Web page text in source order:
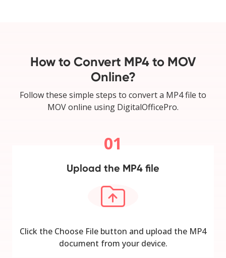
How to Convert MP4 to MOV
Online?
Follow these simple steps to convert a MP4 file to
MOV online using DigitalOfficePro.
01
Upload the MP4 file
Click the Choose File button and upload the MP4
document from your device.